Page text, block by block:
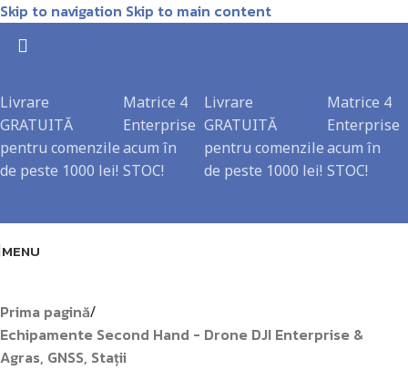
Skip to navigation Skip to main content
Livrare
GRATUITĂ
pentru comenzile
de peste 1000 lei!
Matrice 4
Enterprise
acum în
STOC!
Livrare
GRATUITĂ
pentru comenzile
de peste 1000 lei!
Matrice 4
Enterprise
acum în
STOC!
MENU
Prima pagină/
Echipamente Second Hand - Drone DJI Enterprise &
Agras, GNSS, Stații